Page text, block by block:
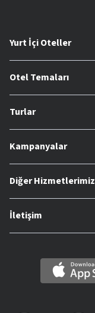
Yurt İçi Oteller
Otel Temaları
Turlar
Kampanyalar
Diğer Hizmetlerimiz
İletişim